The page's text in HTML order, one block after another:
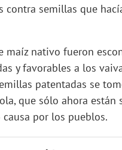
contra semillas que
maíz nativo fueron
y favorables a los
patentadas se
que sólo ahora
por los pueblos.